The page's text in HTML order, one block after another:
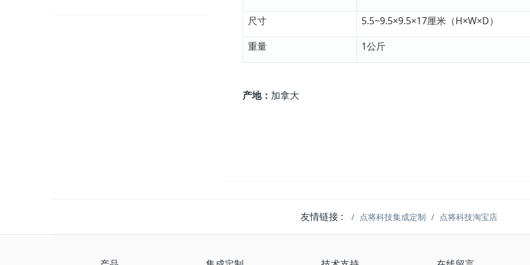
尺寸
5.5~9.5×9.5×17厘米（H×W×D）
重量
1公斤
产地： 加拿大
友情链接 : 点将科技集成定制 点将科技淘宝店